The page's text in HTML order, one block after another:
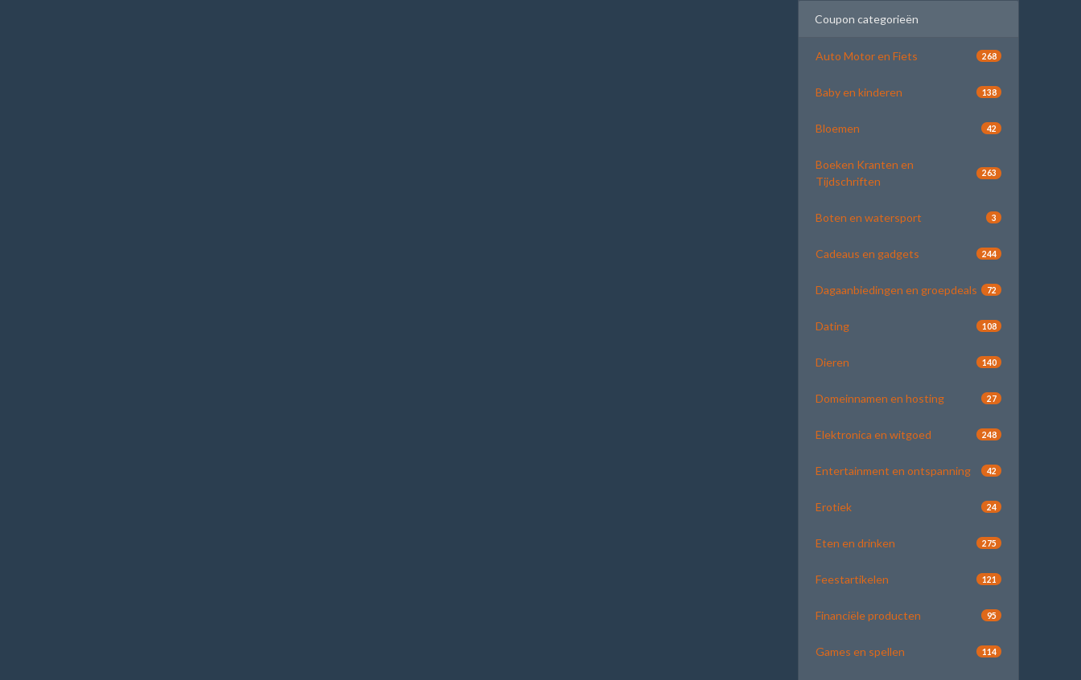
Coupon categorieën
Auto Motor en Fiets 268
Baby en kinderen 138
Bloemen 42
Boeken Kranten en
Tijdschriften
263
Boten en watersport 3
Cadeaus en gadgets 244
Dagaanbiedingen en groepdeals 72
Dating 108
Dieren 140
Domeinnamen en hosting 27
Elektronica en witgoed 248
Entertainment en ontspanning 42
Erotiek 24
Eten en drinken 275
Feestartikelen 121
Financiële producten 95
Games en spellen 114